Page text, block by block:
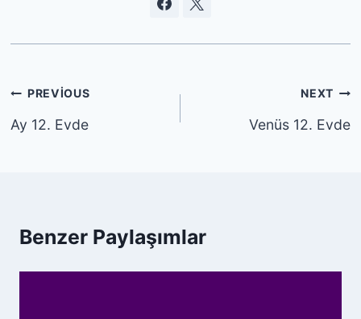
Yazı
gezinmesi
PREVIOUS
Ay 12. Evde
NEXT
Venüs 12. Evde
Benzer Paylaşımlar